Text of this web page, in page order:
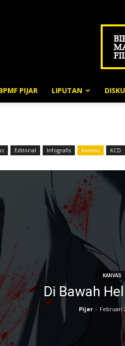
PIJAR LIPUTAN
Editorial Infografis Kanvas KCD
KANVAS
Di Bawah
Pijar - Februari